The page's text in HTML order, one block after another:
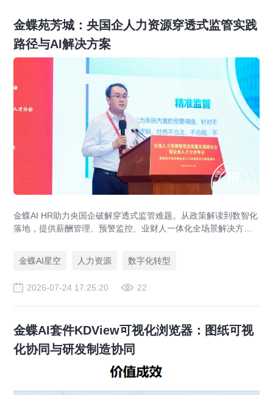
金蝶苑芳城：央国企人力资源穿透式监管实践
路径与AI解决方案
金蝶AI HR助力央国企破解穿透式监管难题。从政策解读到数智化
落地，提供薪酬管理、预警监控、业财人一体化全场景解决方
金蝶AI星空
人力资源 数字化转型
2026-07-24 17:25:20 22
金蝶AI套件KDView可视化浏览器：图纸可视
化协同与研发制造协同